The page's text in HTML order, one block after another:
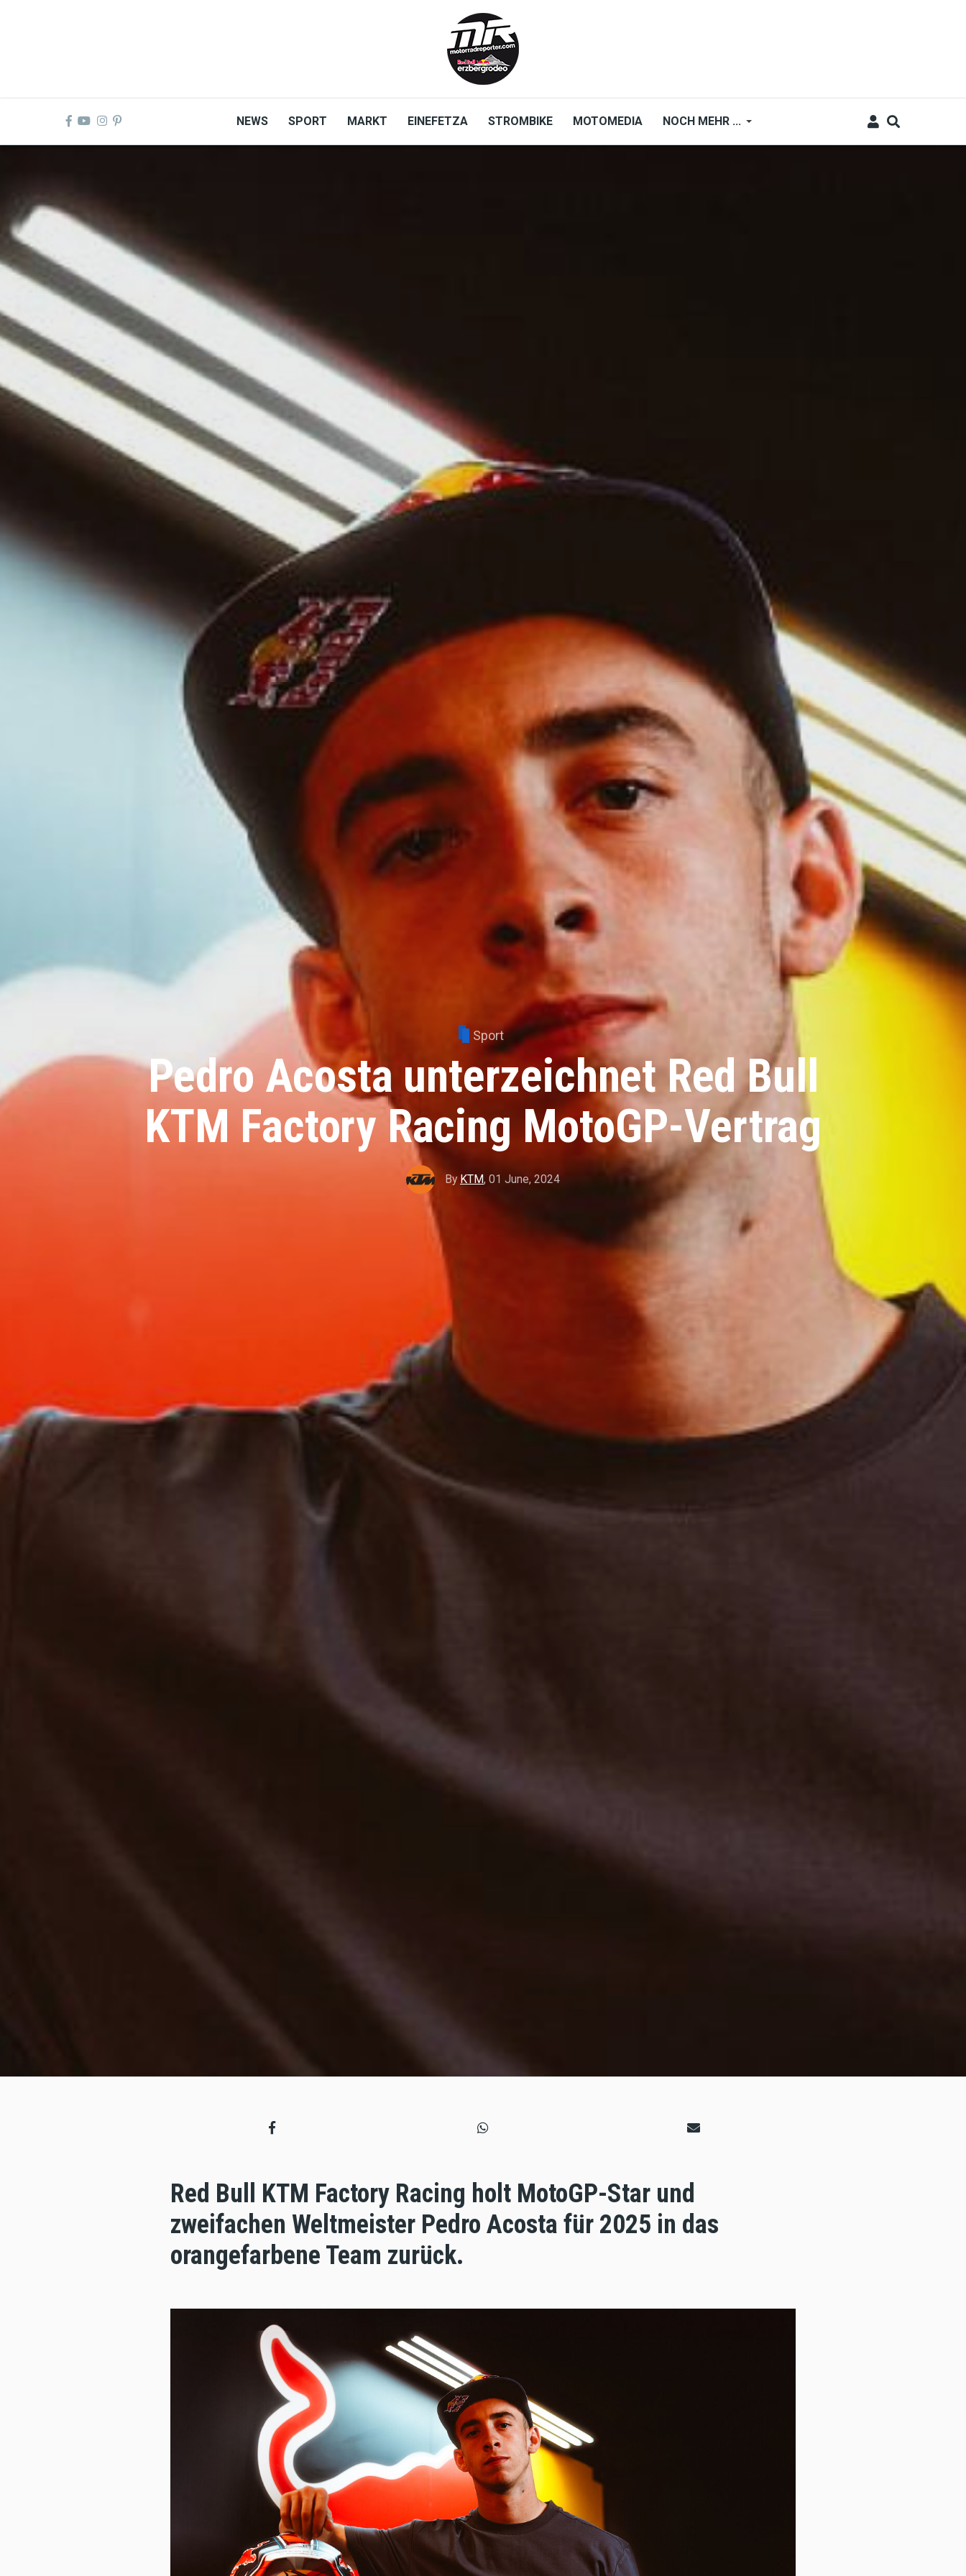
NEWS SPORT MARKT EINEFETZA STROMBIKE MOTOMEDIA NOCH MEHR ...
Sport
Pedro Acosta unterzeichnet Red Bull
KTM Factory Racing MotoGP-Vertrag
ByKTM, 01 June, 2024
Red Bull KTM Factory Racing holt MotoGP-Star und
zweifachen Weltmeister Pedro Acosta für 2025 in das
orangefarbene Team zurück.